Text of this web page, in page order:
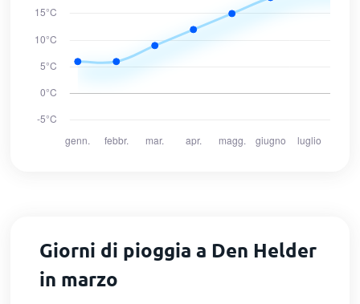
Giorni di pioggia a Den Helder
in marzo